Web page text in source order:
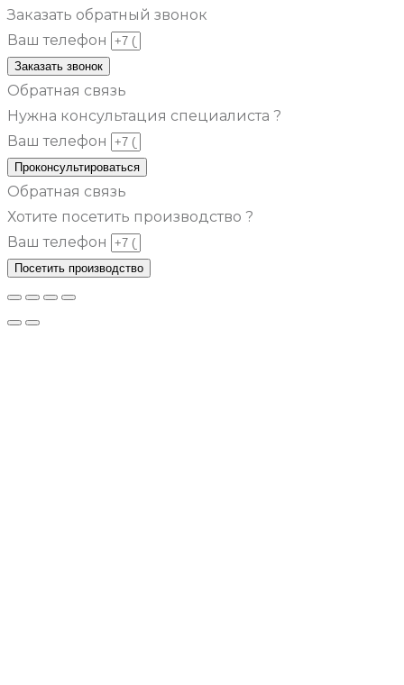
Заказать обратный звонок
Ваш телефон
Заказать звонок
Обратная связь
Нужна консультация специалиста ?
Ваш телефон
Проконсультироваться
Обратная связь
Хотите посетить производство ?
Ваш телефон
Посетить производство